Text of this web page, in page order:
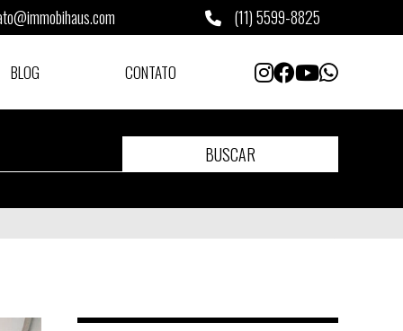
(11) 5599-8825
BLOG CONTATO
BUSCAR